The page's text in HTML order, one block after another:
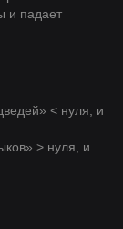
и падает
< нуля, и
> нуля, и